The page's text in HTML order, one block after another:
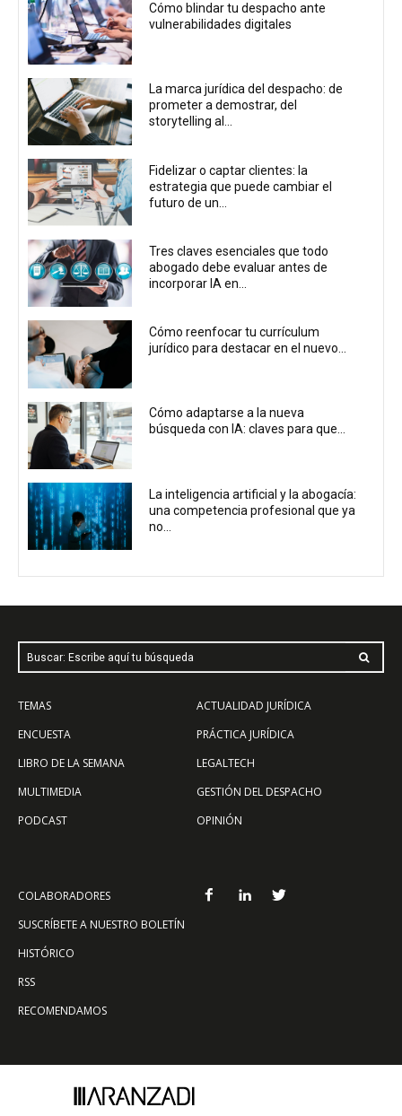
Cómo blindar tu despacho ante
vulnerabilidades digitales
La marca jurídica del despacho: de
prometer a demostrar, del
storytelling al...
Fidelizar o captar clientes: la
estrategia que puede cambiar el
futuro de un...
Tres claves esenciales que todo
abogado debe evaluar antes de
incorporar IA en...
Cómo reenfocar tu currículum
jurídico para destacar en el nuevo...
Cómo adaptarse a la nueva
búsqueda con IA: claves para que...
La inteligencia artificial y la abogacía:
una competencia profesional que ya
no...
Buscar: Escribe aquí tu búsqueda
TEMAS
ENCUESTA
LIBRO DE LA SEMANA
MULTIMEDIA
PODCAST
ACTUALIDAD JURÍDICA
PRÁCTICA JURÍDICA
LEGALTECH
GESTIÓN DEL DESPACHO
OPINIÓN
COLABORADORES
SUSCRÍBETE A NUESTRO BOLETÍN
HISTÓRICO
RSS
RECOMENDAMOS